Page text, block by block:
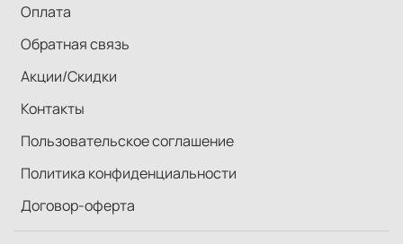
Оплата
Обратная связь
Акции/Скидки
Контакты
Пользовательское соглашение
Политика конфиденциальности
Договор-оферта